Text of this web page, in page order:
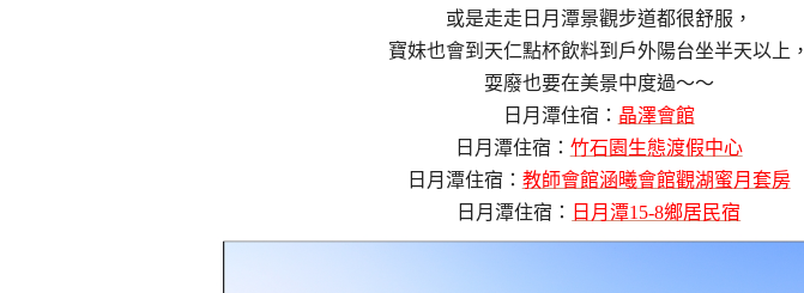
或是走走日月潭景觀步道都很舒服，
寶妹也會到天仁點杯飲料到戶外陽台坐半天以上，
耍廢也要在美景中度過～～
日月潭住宿： 晶澤會館
日月潭住宿： 竹石園生態渡假中心
日月潭住宿： 教師會館涵曦會館觀湖蜜月套房
日月潭住宿：
日月潭15-8鄉居民宿